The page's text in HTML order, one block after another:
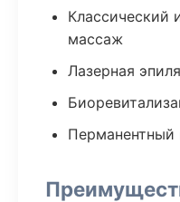
Классический
массаж
Лазерная